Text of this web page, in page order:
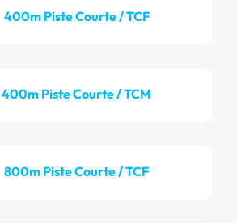
400m Piste Courte / TCF
400m Piste Courte / TCM
800m Piste Courte / TCF